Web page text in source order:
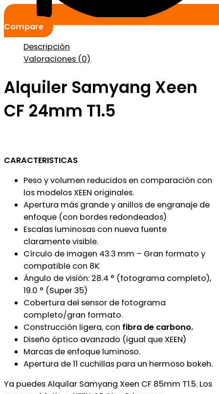
Compare
Descripción
Valoraciones (0)
Alquiler Samyang Xeen
CF 24mm T1.5
CARACTERISTICAS
Peso y volumen reducidos en comparación con
los modelos XEEN originales.
Apertura más grande y anillos de engranaje de
enfoque (con bordes redondeados)
Escalas luminosas con nueva fuente
claramente visible.
Círculo de imagen 43.3 mm – Gran formato y
compatible con 8K
Ángulo de visión: 28.4 ° (fotograma completo),
19.0 ° (Super 35)
Cobertura del sensor de fotograma
completo/gran formato.
Construcción ligera, con fibra de carbono.
Diseño óptico avanzado (igual que XEEN)
Marcas de enfoque luminoso.
Apertura de 11 cuchillas para un hermoso bokeh.
Ya puedes Alquilar Samyang Xeen CF 85mm T1.5. Los